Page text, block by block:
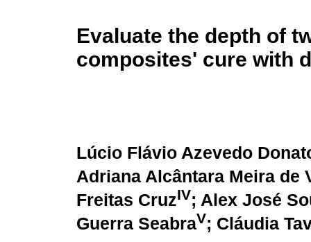
Evaluate the depth of
composites' cure with
Lúcio Flávio Azevedo
Adriana Alcântara Meira de
Freitas CruzIV; Alex José
Guerra SeabraV; Cláudia